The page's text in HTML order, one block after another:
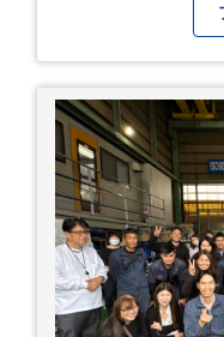
め尽くす「あじさ
力は、なんといっ
平方メートルの広
上・約20,000株も
す。 山肌を埋め尽くすように咲き誇るブルー、ピ
ンク、紫のアジサ
れているので、ア
覚で散策を楽しめます。 写真好きに
「フォトジェニッ
こを切り取っても絵に
からの眺望: 敷地
い越しに広がる茂原